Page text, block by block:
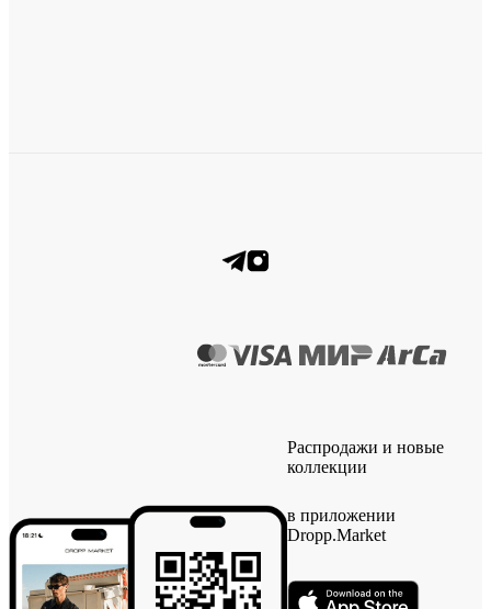
Распродажи и новые
коллекции
в приложении
Dropp.Market